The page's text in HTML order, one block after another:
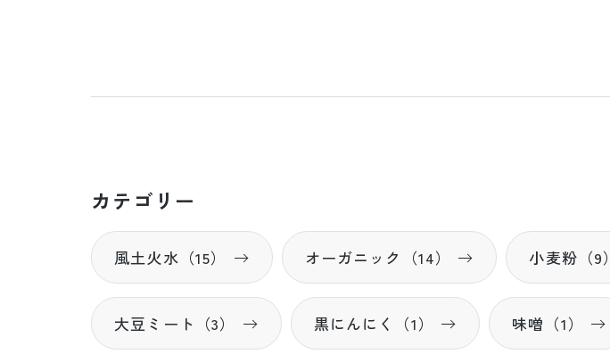
カテゴリー
風土火水（15） オーガニック（14） 小麦粉（9）
大豆ミート（3） 黒にんにく（1） 味噌（1）